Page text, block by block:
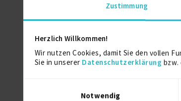
Zustimmung
Herzlich Willkommen!
Wir nutzen Cookies, damit Sie den vollen
Sie in unserer Datenschutzerklärung bzw.
Notwendig
Ich habe 6 Jahre Erfahrungen in